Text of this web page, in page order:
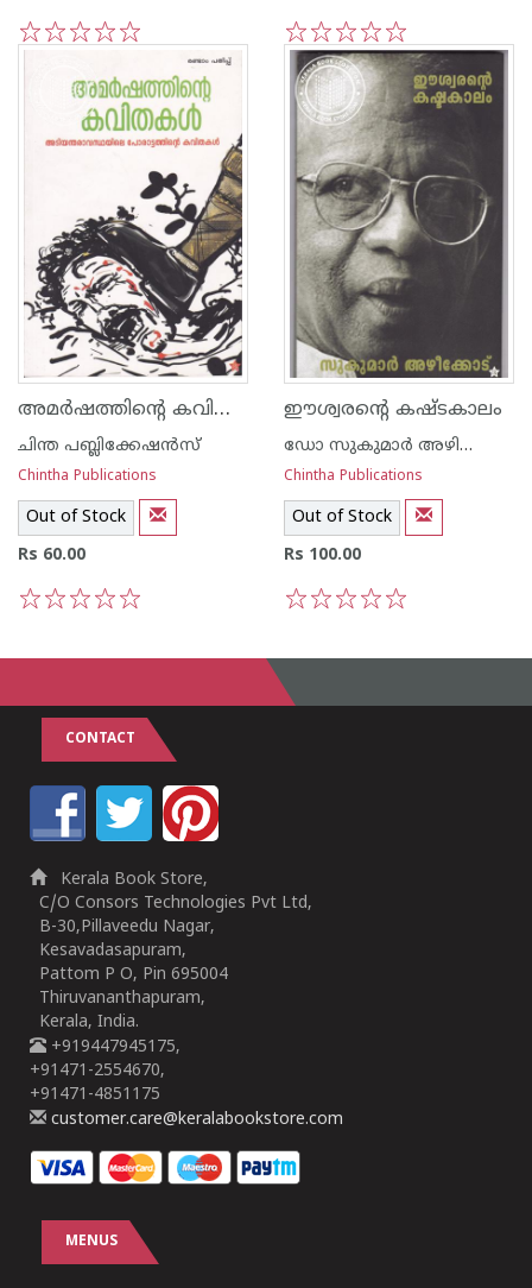
1 5
4
3
2
1
അമര്‍ഷത്തിന്റെ കവിതകള്‍
ചിന്ത പബ്ലിക്കേഷന്‍സ്
Chintha Publications
Out of Stock
Rs 60.00
ഈശ്വരന്റെ കഷ്ടകാലം
ഡോ സുകുമാര്‍ അഴിക്കോട്
Chintha Publications
Out of Stock
Rs 100.00
CONTACT
Kerala Book Store,
C/O Consors Technologies Pvt Ltd,
B-30,Pillaveedu Nagar,
Kesavadasapuram,
Pattom P O, Pin 695004
Thiruvananthapuram,
Kerala, India.
+919447945175,
+91471-2554670,
+91471-4851175
customer.care@keralabookstore.com
MENUS